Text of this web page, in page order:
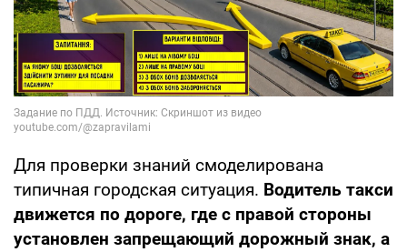
Для проверки знаний смоделирована
типичная городская ситуация. Водитель такси
движется по дороге, где с правой стороны
установлен запрещающий дорожный знак, а